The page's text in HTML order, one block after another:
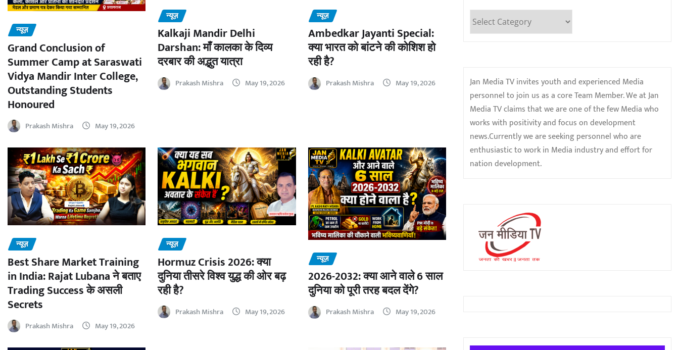
न्यूज़
Grand Conclusion of
Summer Camp at Saraswati
Vidya Mandir Inter College,
Outstanding Students
Honoured
Prakash Mishra May 19, 2026
न्यूज़
Kalkaji Mandir Delhi
Darshan: माँ कालका के दिव्य
दरबार की अद्भुत यात्रा
Prakash Mishra May 19, 2026
न्यूज़
Ambedkar Jayanti Special:
क्या भारत को बांटने की कोशिश हो
रही है?
Prakash Mishra May 19, 2026
न्यूज़
Best Share Market Training
in India: Rajat Lubana ने बताए
Trading Success के असली
Secrets
Prakash Mishra May 19, 2026
न्यूज़
Hormuz Crisis 2026: क्या
दुनिया तीसरे विश्व युद्ध की ओर बढ़
रही है?
Prakash Mishra May 19, 2026
न्यूज़
2026-2032: क्या आने वाले 6 साल
दुनिया को पूरी तरह बदल देंगे?
Prakash Mishra May 19, 2026
Categories
Jan Media TV invites youth and experienced Media
personnel to join us as a core Team Member. We at Jan
Media TV claims that we are one of the few Media who
works with positivity and focus on development
news.Currently we are seeking personnel who are
enthusiastic to work in Media industry and effort for
nation development.